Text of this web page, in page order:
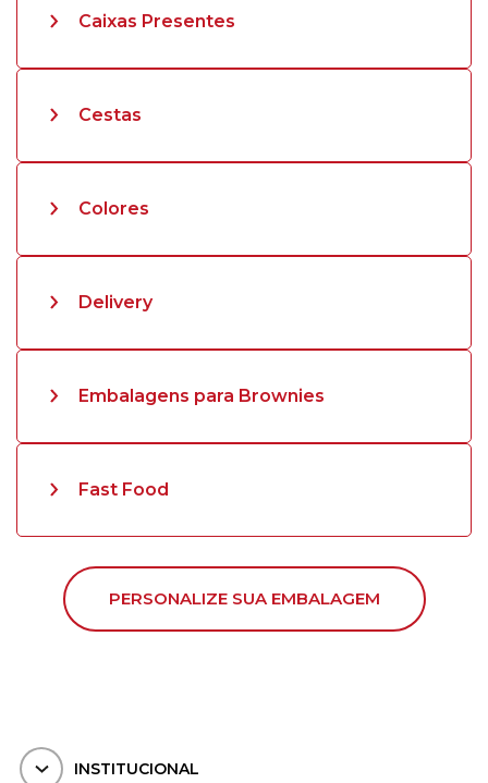
Caixas Presentes
Cestas
Colores
Delivery
Embalagens para Brownies
Fast Food
PERSONALIZE SUA EMBALAGEM
INSTITUCIONAL